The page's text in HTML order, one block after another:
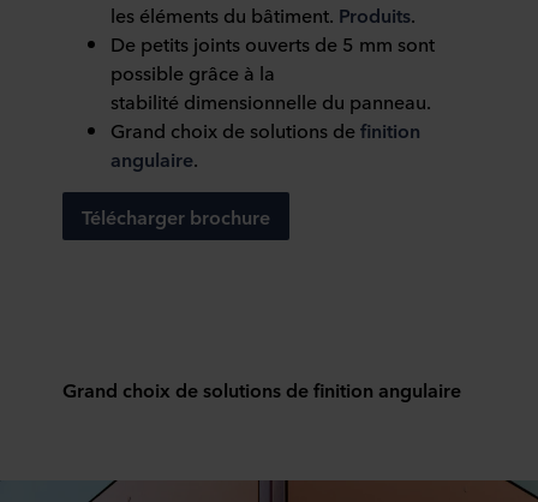
les éléments du bâtiment. Produits.
De petits joints ouverts de 5 mm sont
possible grâce à la
stabilité dimensionnelle du panneau.
Grand choix de solutions de finition
angulaire.
Télécharger brochure
Grand choix de solutions de finition angulaire